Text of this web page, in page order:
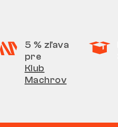
5 % zľava
pre
Klub
Machrov